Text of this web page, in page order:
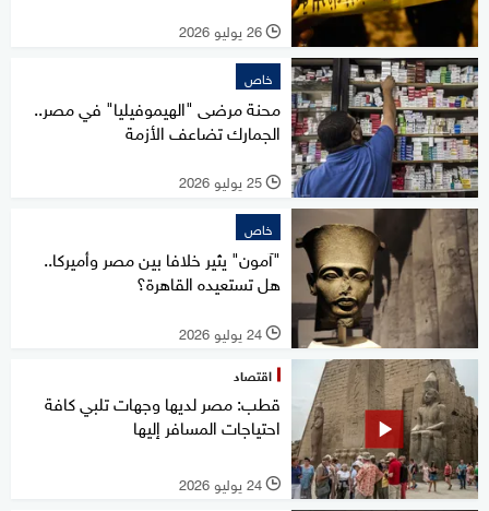
l 26 يوليو 2026
خاص
محنة مرضى "الهيموفيليا" في مصر..
الجمارك تضاعف الأزمة
l 25 يوليو 2026
خاص
"آمون" يثير خلافا بين مصر وأميركا..
هل تستعيده القاهرة؟
l 24 يوليو 2026
اقتصاد
قطب: مصر لديها وجهات تلبي كافة
احتياجات المسافر إليها
l 24 يوليو 2026